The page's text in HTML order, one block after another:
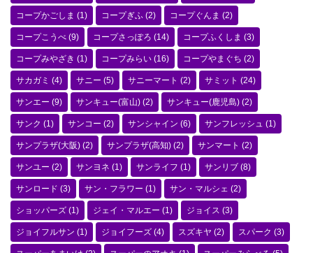
コープかごしま (1) コープぎふ (2) コープぐんま (2)
コープこうべ (9) コープさっぽろ (14) コープふくしま (3)
コープみやざき (1) コープみらい (16) コープやまぐち (2)
サカガミ (4) サニー (5) サニーマート (2) サミット (24)
サンエー (9) サンキュー(富山) (2) サンキュー(鹿児島) (2)
サンク (1) サンコー (2) サンシャイン (6) サンフレッシュ (1)
サンプラザ(大阪) (2) サンプラザ(高知) (2) サンマート (2)
サンユー (2) サンヨネ (1) サンライフ (1) サンリブ (8)
サンロード (3) サン・フラワー (1) サン・マルシェ (2)
ショッパーズ (1) ジェイ・マルエー (1) ジョイス (3)
ジョイフルサン (1) ジョイフーズ (4) スズキヤ (2) スパーク (3)